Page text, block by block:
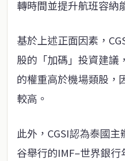
轉時間並提升航班容納
基於上述正面因素，
股的「加碼」投資建議
的權重高於機場類股，
較高。
此外，CGSI認為泰國
谷舉行的IMF–世界銀